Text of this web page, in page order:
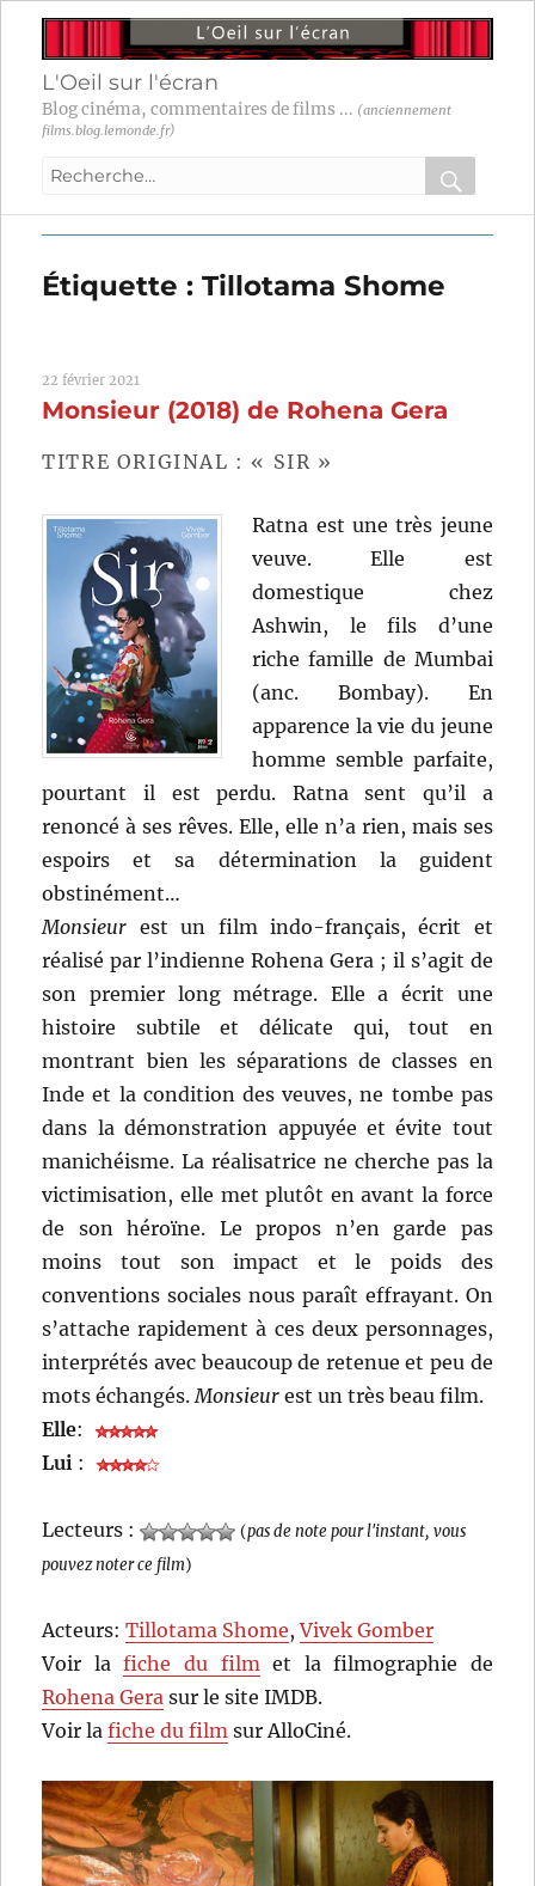
L'Oeil sur l'écran
Blog cinéma, commentaires de films ... (anciennement
films.blog.lemonde.fr)
Recherche
:
OK
Étiquette :Tillotama Shome
22 février 2021
Monsieur (2018) de Rohena Gera
TITRE ORIGINAL : « SIR »
Ratna est une très jeune
veuve. Elle est
domestique chez
Ashwin, le fils d’une
riche famille de Mumbai
(anc. Bombay). En
apparence la vie du jeune
homme semble parfaite,
pourtant il est perdu. Ratna sent qu’il a
renoncé à ses rêves. Elle, elle n’a rien, mais ses
espoirs et sa détermination la guident
obstinément…
Monsieur est un film indo-français, écrit et
réalisé par l’indienne Rohena Gera ; il s’agit de
son premier long métrage. Elle a écrit une
histoire subtile et délicate qui, tout en
montrant bien les séparations de classes en
Inde et la condition des veuves, ne tombe pas
dans la démonstration appuyée et évite tout
manichéisme. La réalisatrice ne cherche pas la
victimisation, elle met plutôt en avant la force
de son héroïne. Le propos n’en garde pas
moins tout son impact et le poids des
conventions sociales nous paraît effrayant. On
s’attache rapidement à ces deux personnages,
interprétés avec beaucoup de retenue et peu de
mots échangés.Monsieur est un très beau film.
Elle:
Lui :
Lecteurs : (pas de note pour l'instant, vous
pouvez noter ce film)
Acteurs:Tillotama Shome,Vivek Gomber
Voir lafiche du filmet la filmographie de
Rohena Gera sur le site IMDB.
Voir lafiche du film sur AlloCiné.